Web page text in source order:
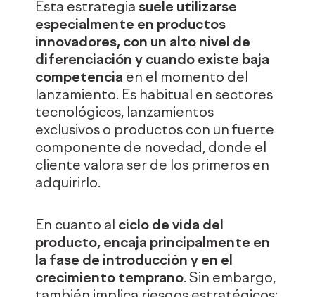
Esta estrategia suele utilizarse
especialmente en productos
innovadores, con un alto nivel de
diferenciación y cuando existe baja
competencia en el momento del
lanzamiento. Es habitual en sectores
tecnológicos, lanzamientos
exclusivos o productos con un fuerte
componente de novedad, donde el
cliente valora ser de los primeros en
adquirirlo.
En cuanto al ciclo de vida del
producto, encaja principalmente en
la fase de introducción y en el
crecimiento temprano. Sin embargo,